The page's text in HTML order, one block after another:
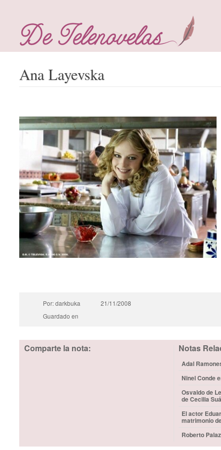
Ana Layevska
Por: darkbuka
21/11/2008
Guardado en
Comparte la nota: Notas
Adal
Ninel Conde
Osvaldo de
de Cecilia
El actor
matrimonio
Roberto